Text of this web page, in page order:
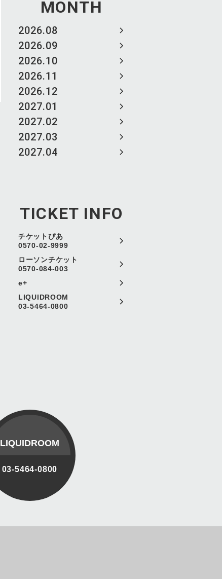
MONTH
2026.08
2026.09
2026.10
2026.11
2026.12
2027.01
2027.02
2027.03
2027.04
TICKET INFO
チケットぴあ
0570-02-9999
ローソンチケット
0570-084-003
e+
LIQUIDROOM
03-5464-0800
LIQUIDROOM
03-5464-0800